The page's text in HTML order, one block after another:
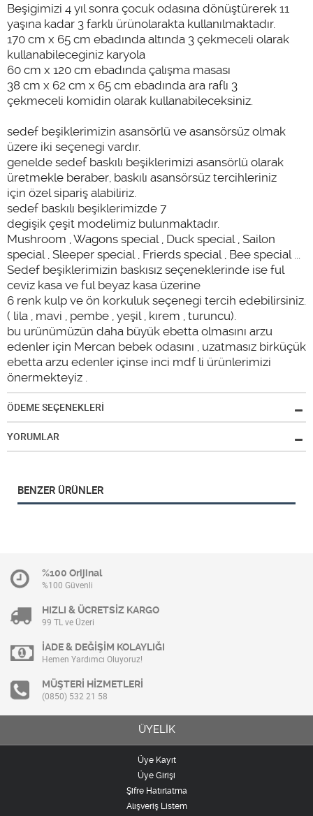
Beşigimizi 4 yıl sonra çocuk odasına dönüştürerek 11
yaşına kadar 3 farklı ürünolarakta kullanılmaktadır.
170 cm x 65 cm ebadında altında 3 çekmeceli olarak
kullanabileceginiz karyola
60 cm x 120 cm ebadında çalışma masası
38 cm x 62 cm x 65 cm ebadında ara raflı 3
çekmeceli komidin olarak kullanabileceksiniz.
sedef beşiklerimizin asansörlü ve asansörsüz olmak
üzere iki seçenegi vardır.
genelde sedef baskılı beşiklerimizi asansörlü olarak
üretmekle beraber, baskılı asansörsüz tercihleriniz
için özel sipariş alabiliriz.
sedef baskılı beşiklerimizde 7
degişik çeşit modelimiz bulunmaktadır.
Mushroom , Wagons special , Duck special , Sailon
special , Sleeper special , Frierds special , Bee special ...
Sedef beşiklerimizin baskısız seçeneklerinde ise ful
ceviz kasa ve ful beyaz kasa üzerine
6 renk kulp ve ön korkuluk seçenegi tercih edebilirsiniz.
( lila , mavi , pembe , yeşil , kırem , turuncu).
bu urünümüzün daha büyük ebetta olmasını arzu
edenler için Mercan bebek odasını , uzatmasız birküçük
ebetta arzu edenler içinse inci mdf li ürünlerimizi
önermekteyiz .
ÖDEME SEÇENEKLERİ
YORUMLAR
BENZER ÜRÜNLER
%100 Orijinal
%100 Güvenli
HIZLI & ÜCRETSİZ KARGO
99 TL ve Üzeri
İADE & DEĞİŞİM KOLAYLIĞI
Hemen Yardımcı Oluyoruz!
MÜŞTERİ HİZMETLERİ
(0850) 532 21 58
ÜYELİK
Üye Kayıt
Üye Girişi
Şifre Hatırlatma
Alışveriş Listem